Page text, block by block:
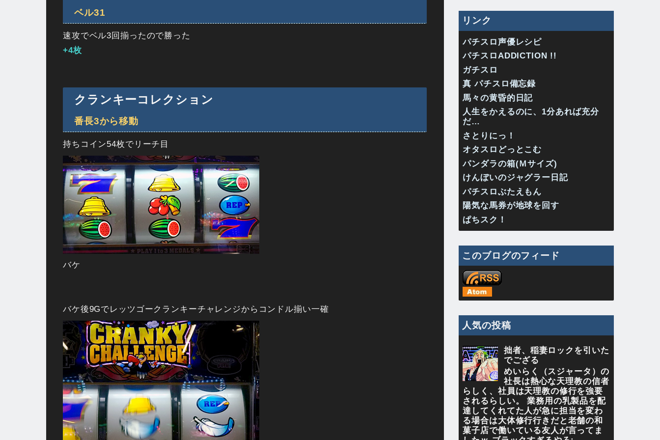
ベル31
速攻でベル3回揃ったので勝った
+4枚
クランキーコレクション
番長3から移動
持ちコイン54枚でリーチ目
バケ
バケ後9Gでレッツゴークランキーチャレンジからコンドル揃い一確
リンク
パチスロ声優レシピ
パチスロADDICTION !!
ガチスロ
真 パチスロ備忘録
馬々の黄昏的日記
人生をかえるのに、1分あれば充分
だ…
さとりにっ！
オタスロどっとこむ
パンダラの箱(Ｍサイズ)
けんぼいのジャグラー日記
パチスロぶたえもん
陽気な馬券が地球を回す
ぱちスク！
このブログのフィード
人気の投稿
拙者、稲妻ロックを引いた
でござる
めいらく（スジャータ）の
社長は熱心な天理教の信者
らしく、社員は天理教の修行を強要
されるらしい。 業務用の乳製品を配
達してくれてた人が急に担当を変わ
る場合は大体修行行きだと老舗の和
菓子店で働いている友人が言ってま